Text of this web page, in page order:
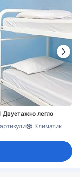
Двуетажно легло
Климатик